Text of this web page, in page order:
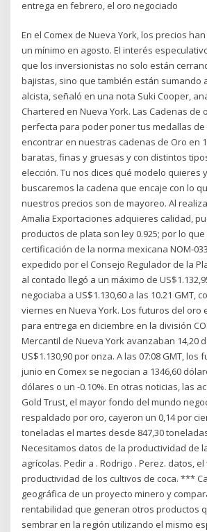
entrega en febrero, el oro negociado
En el Comex de Nueva York, los precios
un mínimo en agosto. El interés
que los inversionistas no solo están
bajistas, sino que también están sumando
alcista, señaló en una nota Suki Cooper,
Chartered en Nueva York. Las Cadenas de
perfecta para poder poner tus medallas de
encontrar en nuestras cadenas de Oro en
baratas, finas y gruesas y con distintos
elección. Tu nos dices qué modelo quieres
buscaremos la cadena que encaje con lo
nuestros precios son de mayoreo. Al
Amalia Exportaciones adquieres calidad,
productos de plata son ley 0.925; por lo
certificación de la norma mexicana NOM-
expedido por el Consejo Regulador de la
al contado llegó a un máximo de
negociaba a US$1.130,60 a las 10.21 GMT,
viernes en Nueva York. Los futuros del oro
para entrega en diciembre en la división
Mercantil de Nueva York avanzaban 14,20
US$1.130,90 por onza. A las 07:08 GMT,
junio en Comex se negocian a 1346,60
dólares o un -0.10%. En otras noticias, las
Gold Trust, el mayor fondo del mundo
respaldado por oro, cayeron un 0,14 por
toneladas el martes desde 847,30
Necesitamos datos de la productividad de
agrícolas. Pedir a . Rodrigo . Perez. datos,
productividad de los cultivos de coca. ***
geográfica de un proyecto minero y
rentabilidad que generan otros productos
sembrar en la región utilizando el mismo